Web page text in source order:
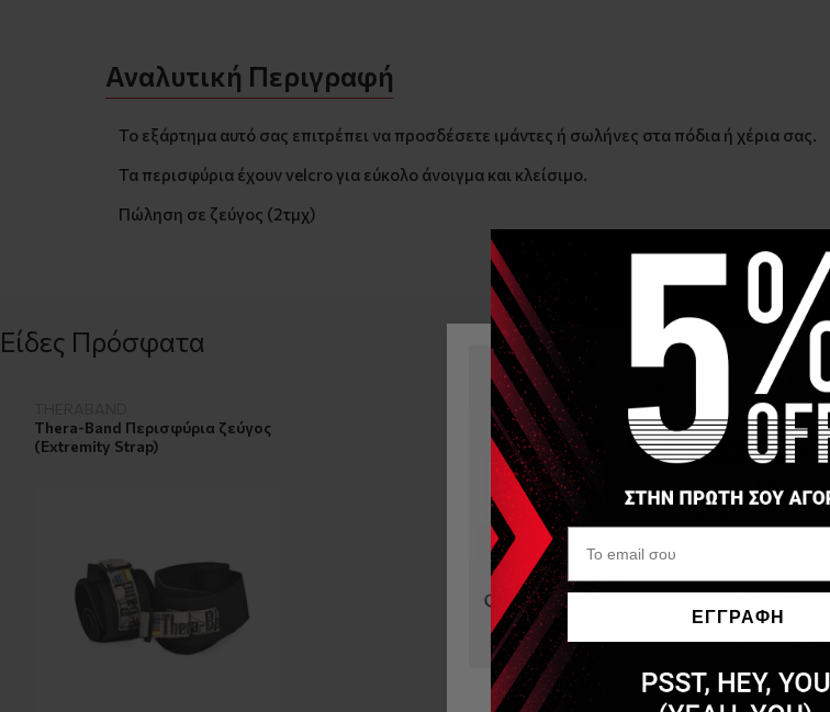
Αναλυτική Περιγραφή
Το εξάρτημα αυτό σας επιτρέπει να προσδέσετε ιμάντες ή σωλήνες στα πόδια ή χέρια σας.
Τα περισφύρια έχουν velcro για εύκολο άνοιγμα και κλείσιμο.
Πώληση σε ζεύγος (2τμχ)
Είδες Πρόσφατα
Thera-Band Περισφύρια ζεύγος
(Extremity Strap)
Να μην εμφανιστεί ξανά
ΕΓΓΡΑΦΗ